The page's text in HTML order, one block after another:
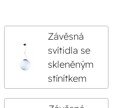
Závěsná
svítidla se
skleněným
stínítkem